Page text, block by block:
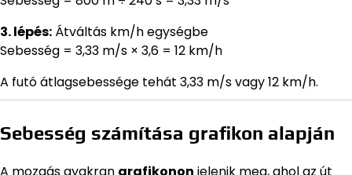
3. lépés: Átváltás km/h egységbe
Sebesség = 3,33 m/s × 3,6 = 12 km/h
A futó átlagsebessége tehát 3,33 m/s vagy 12 km/h.
Sebesség számítása grafikon alapján